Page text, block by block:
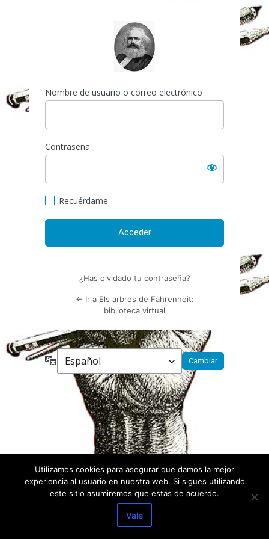
https://espai-marx.net/
Nombre de usuario o correo electrónico
Contraseña
Recuérdame
¿Has olvidado tu contraseña?
← Ir a Els arbres de Fahrenheit:
biblioteca virtual
Idioma
Utilizamos cookies para asegurar que damos la mejor
experiencia al usuario en nuestra web. Si sigues utilizando
este sitio asumiremos que estás de acuerdo.
Vale